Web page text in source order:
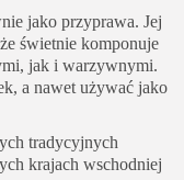
jako przyprawa. Jej
świetnie komponuje
jak i warzywnymi.
a nawet używać jako
tradycyjnych
krajach wschodniej